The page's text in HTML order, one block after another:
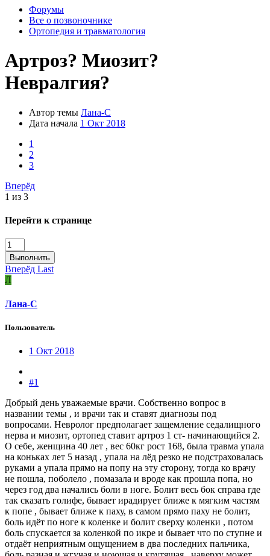
Форумы
Все о позвоночнике
Ортопедия и травматология
Артроз? Миозит?
Невралгия?
Автор темы Лана-С
Дата начала 1 Окт 2018
1
2
3
Вперёд
1 из 3
Перейти к странице
Выполнить
Вперёд Last
Л
Лана-С
Пользователь
1 Окт 2018
#1
Добрый день уважаемые врачи. Собственно вопрос в
названии темы , и врачи так и ставят диагнозы под
вопросами. Невролог предполагает защемление седалищного
нерва и миозит, ортопед ставит артроз 1 ст- начинающийся 2.
О себе, женщина 40 лет , вес 60кг рост 168, была травма упала
на коньках лет 5 назад , упала на лёд резко не подстраховалась
руками а упала прямо на попу на эту сторону, тогда ко врачу
не пошла, поболело , помазала и вроде как прошла попа, но
через год два начались боли в ноге. Болит весь бок справа где
так сказать голифе, бывает ирадирует ближе к мягким частям
к попе , бывает ближе к паху, в самом прямо паху не болит,
боль идёт по ноге к коленке и болит сверху коленки , потом
боль спускается за коленкой по икре и бывает что по ступне и
отдаёт неприятным ощущением в два последних пальчика,